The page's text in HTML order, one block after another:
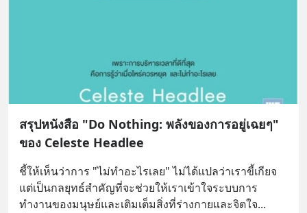
สรุปหนังสือ "Do Nothing: พลังของการอยู่เฉยๆ"
ของ Celeste Headlee
ชี้ให้เห็นว่าการ "ไม่ทำอะไรเลย" ไม่ได้แปลว่าเราขี้เกียจ
แต่เป็นกลยุทธ์สำคัญที่จะช่วยให้เราเข้าใจระบบการ
ทำงานของมนุษย์และเติมเต็มสิ่งที่ร่างกายและจิตใจ